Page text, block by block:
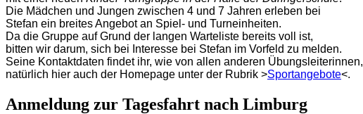
Die Mädchen und Jungen zwischen 4 und 7 Jahren erleben bei
Stefan ein breites Angebot an Spiel- und Turneinheiten.
Da die Gruppe auf Grund der langen Warteliste bereits voll ist,
bitten wir darum, sich bei Interesse bei Stefan im Vorfeld zu melden.
Seine Kontaktdaten findet ihr, wie von allen anderen Übungsleiterinnen,
natürlich hier auch der Homepage unter der Rubrik >Sportangebote<.
Anmeldung zur Tagesfahrt nach Limburg